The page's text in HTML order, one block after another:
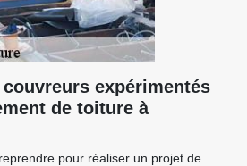
expérimentés
de toiture à
pour réaliser un projet de